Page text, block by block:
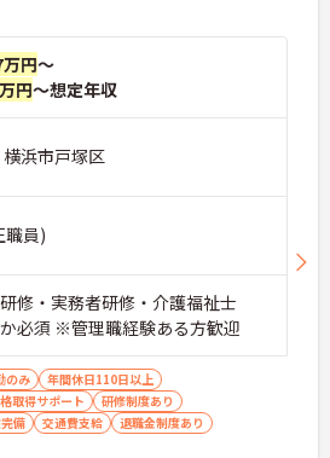
円～
円～想定年収
浜市戸塚区
職員)
修・実務者研修・介護福祉士
必須 ※管理職経験ある方歓迎
のみ
年間休日110日以上
取得サポート
研修制度あり
備 交通費支給 退職金制度あり